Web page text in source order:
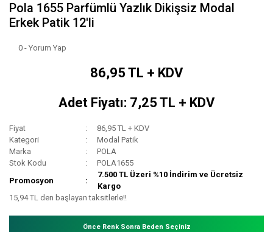
Pola 1655 Parfümlü Yazlık Dikişsiz Modal
Erkek Patik 12'li
0 - Yorum Yap
86,95 TL + KDV
Adet Fiyatı: 7,25 TL + KDV
Fiyat
86,95 TL + KDV
Kategori
Modal Patik
Marka
POLA
Stok Kodu
POLA1655
Promosyon
7.500 TL Üzeri %10 İndirim ve Ücretsiz
Kargo
15,94 TL den başlayan taksitlerle!!
Önce Renk Sonra Beden Seçiniz